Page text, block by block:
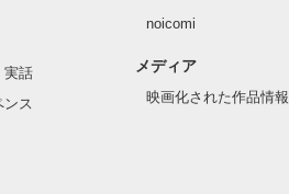
ピアス
て見せたことがなくてぶっきらぼう
目のせいで学校中のみんなから
実話
ンス
noicomi
メディア
映画化された作品情報